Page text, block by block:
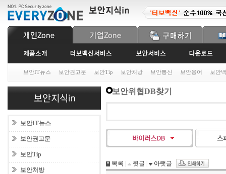
보안IT뉴스 보안권고문 보안Tip 보안처방 보안통신 보안용어 보안
보안IT뉴스
보안권고문
보안Tip
보안처방
보안위협DB찾기
목록 윗글 아랫글